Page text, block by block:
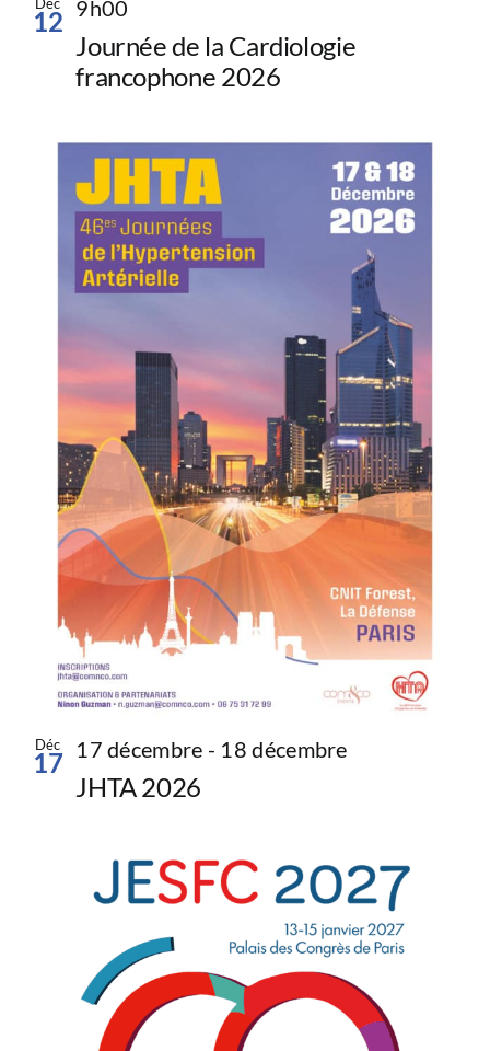
12
Journée de la Cardiologie
francophone 2026
9h00
Déc
17
JHTA 2026
17 décembre - 18 décembre